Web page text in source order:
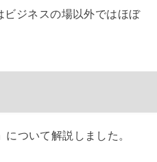
ジネスの場以外ではほぼ
ついて解説しました。